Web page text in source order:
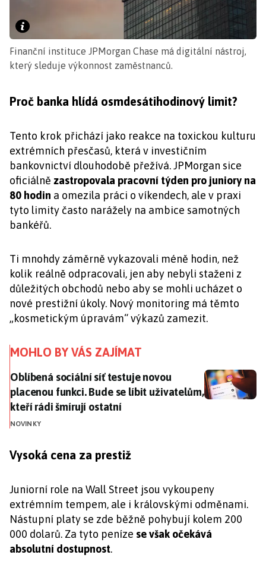
Finanční instituce JPMorgan Chase má digitální nástroj,
který sleduje výkonnost zaměstnanců.
Proč banka hlídá osmdesátihodinový limit?
Tento krok přichází jako reakce na toxickou kulturu
extrémních přesčasů, která v investičním
bankovnictví dlouhodobě přežívá. JPMorgan sice
oficiálně zastropovalapracovní týden pro juniory na
80 hodin a omezila práci o víkendech, ale v praxi
tyto limity často narážely na ambice samotných
bankéřů.
Ti mnohdy záměrně vykazovali méně hodin, než
kolik reálně odpracovali, jen aby nebyli staženi z
důležitých obchodů nebo aby se mohli ucházet o
nové prestižní úkoly. Nový monitoring má těmto
„kosmetickým úpravám“ výkazů zamezit.
MOHLO BY VÁS ZAJÍMAT
Oblíbená sociální síť testuje novou placenou funkci.
Oblíbená sociální síť testuje novou
placenou funkci. Bude se líbit uživatelům,
kteří rádi šmírují ostatní
NOVINKY
Vysoká cena za prestiž
Juniorní role na Wall Street jsou vykoupeny
extrémním tempem, ale i královskými odměnami.
Nástupní platy se zde běžně pohybují kolem 200
000 dolarů. Za tyto peníze se však očekává
absolutní dostupnost.